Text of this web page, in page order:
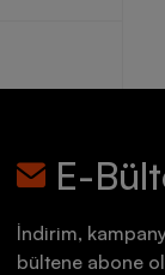
E-
İndirim,
bültene abone